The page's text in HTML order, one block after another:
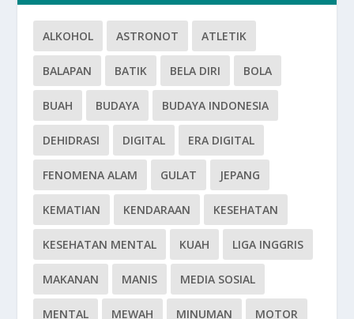
ALKOHOL ASTRONOT ATLETIK
BALAPAN BATIK BELA DIRI BOLA
BUAH BUDAYA BUDAYA INDONESIA
DEHIDRASI DIGITAL ERA DIGITAL
FENOMENA ALAM GULAT JEPANG
KEMATIAN KENDARAAN KESEHATAN
KESEHATAN MENTAL KUAH LIGA INGGRIS
MAKANAN MANIS MEDIA SOSIAL
MENTAL MEWAH MINUMAN MOTOR